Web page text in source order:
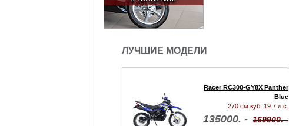
ЛУЧШИЕ МОДЕЛИ
Racer RC300-GY8X Panther
Blue
270 см.куб. 19.7 л.с.
135000. - 169900. -